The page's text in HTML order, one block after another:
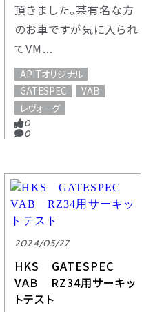
頂きました。某有名な方
のお車ですが気に入られ
てVM...
APITオリジナル
GATESPEC
VAB
レヴォーグ
0
0
2024/05/27
HKS GATESPEC
VAB RZ34用サーキッ
トテスト